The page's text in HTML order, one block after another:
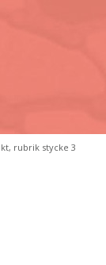
rubrik stycke 3